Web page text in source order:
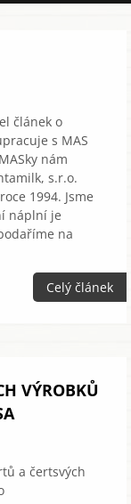
článek o
s MAS
nám
s.r.o.
1994. Jsme
náplní je
na
Celý článek
VÝROBKŮ
a čertsvých